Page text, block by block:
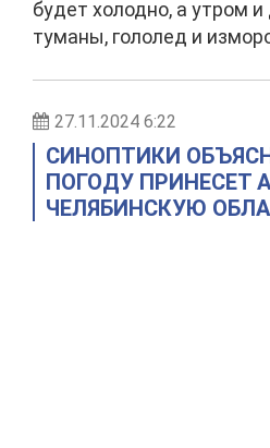
будет холодно, а утром
туманы, гололед и
27.11.2024 6:22
СИНОПТИКИ
ПОГОДУ ПРИНЕСЕТ
ЧЕЛЯБИНСКУЮ